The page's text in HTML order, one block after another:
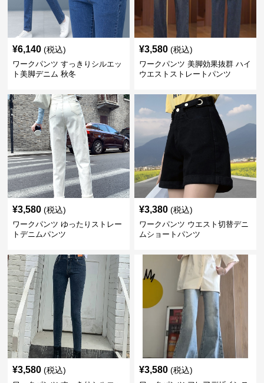
¥6,140 (税込)
ワークパンツ すっきりシルエッ
ト美脚デニム 秋冬
¥3,580 (税込)
ワークパンツ 美脚効果抜群 ハイ
ウエストストレートパンツ
¥3,580 (税込)
ワークパンツ ゆったりストレー
トデニムパンツ
¥3,380 (税込)
ワークパンツ ウエスト切替デニ
ムショートパンツ
¥3,580 (税込) ¥3,580 (税込)